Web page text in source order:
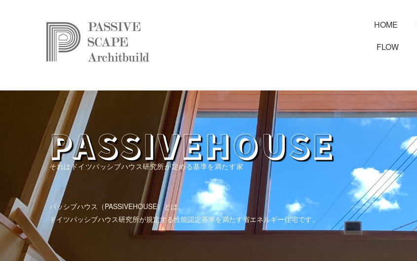
HOME
FLOW
PASSIVEHOUSE
それはドイツパッシブハウス研究所が定める基準を満たす家
パッシブハウス（PASSIVEHOUSE）とは、
ドイツパッシブハウス研究所が規定する性能認定基準を満たす省エネルギー住宅です。